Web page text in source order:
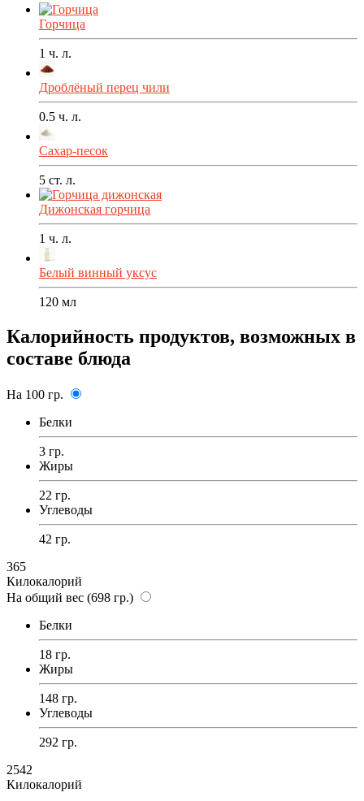
Горчица
1 ч. л.
Дроблёный перец чили
0.5 ч. л.
Сахар-песок
5 ст. л.
Дижонская горчица
1 ч. л.
Белый винный уксус
120 мл
Калорийность продуктов, возможных в
составе блюда
На 100 гр.
Белки
3 гр.
Жиры
22 гр.
Углеводы
42 гр.
365
Килокалорий
На общий вес (698 гр.)
Белки
18 гр.
Жиры
148 гр.
Углеводы
292 гр.
2542
Килокалорий